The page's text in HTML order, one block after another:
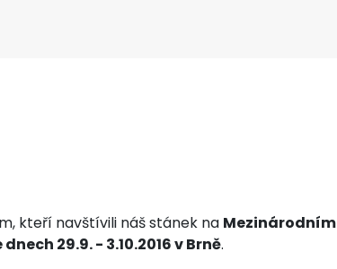
kteří navštívili náš stánek na Mezinárodním
29.9. - 3.10.2016 v Brně.